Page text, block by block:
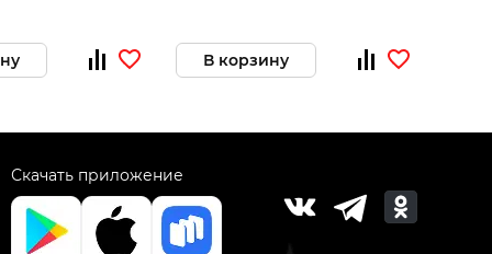
В корзину
Скачать приложение